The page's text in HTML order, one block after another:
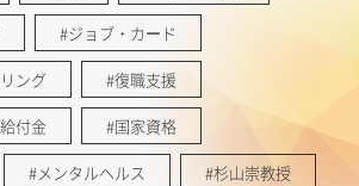
#ジョブ・カード
ング #復職支援
付金 #国家資格
#メンタルヘルス #杉山崇教授